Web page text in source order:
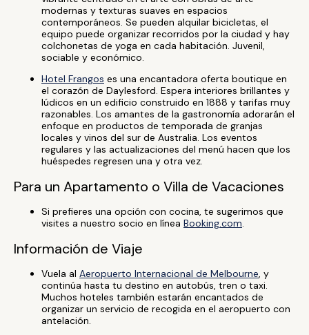
modernas y texturas suaves en espacios
contemporáneos. Se pueden alquilar bicicletas, el
equipo puede organizar recorridos por la ciudad y hay
colchonetas de yoga en cada habitación. Juvenil,
sociable y económico.
Hotel Frangos es una encantadora oferta boutique en
el corazón de Daylesford. Espera interiores brillantes y
lúdicos en un edificio construido en 1888 y tarifas muy
razonables. Los amantes de la gastronomía adorarán el
enfoque en productos de temporada de granjas
locales y vinos del sur de Australia. Los eventos
regulares y las actualizaciones del menú hacen que los
huéspedes regresen una y otra vez.
Para un Apartamento o Villa de Vacaciones
Si prefieres una opción con cocina, te sugerimos que
visites a nuestro socio en línea Booking.com.
Información de Viaje
Vuela al Aeropuerto Internacional de Melbourne, y
continúa hasta tu destino en autobús, tren o taxi.
Muchos hoteles también estarán encantados de
organizar un servicio de recogida en el aeropuerto con
antelación.